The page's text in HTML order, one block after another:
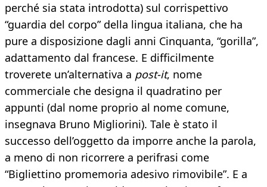
perché sia stata introdotta) sul corrispettivo
“guardia del corpo” della lingua italiana, che ha
pure a disposizione dagli anni Cinquanta, “gorilla”,
adattamento dal francese. E difficilmente
troverete un’alternativa a post-it, nome
commerciale che designa il quadratino per
appunti (dal nome proprio al nome comune,
insegnava Bruno Migliorini). Tale è stato il
successo dell’oggetto da imporre anche la parola,
a meno di non ricorrere a perifrasi come
“Bigliettino promemoria adesivo rimovibile”. E a